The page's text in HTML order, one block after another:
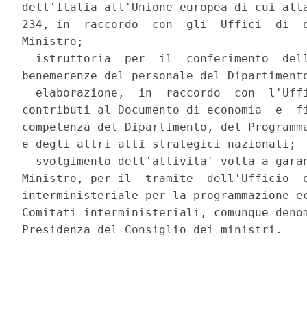
dell'Italia all'Unione europea di cui alla
234, in  raccordo  con  gli  Uffici  di
Ministro;
istruttoria  per  il  conferimento
benemerenze del personale del
elaborazione,  in  raccordo  con
contributi al Documento di economia  e
competenza del Dipartimento, del
e degli altri atti strategici nazionali;
svolgimento dell'attivita' volta a
Ministro, per il  tramite  dell'Ufficio
interministeriale per la programmazione
Comitati interministeriali, comunque